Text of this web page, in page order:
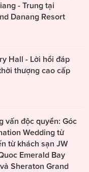
- Trung tại
Danang Resort
Hall - Lời hồi đáp
thượng cao cấp
vấn độc quyền: Góc
Wedding từ
từ khách sạn JW
Emerald Bay
Sheraton Grand